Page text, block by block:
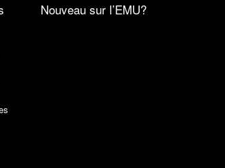
Nouveau sur l’EMU?